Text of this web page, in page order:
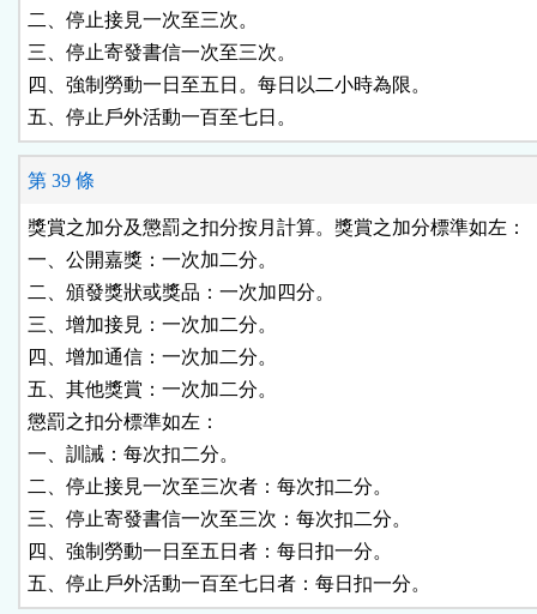
二、停止接見一次至三次。
三、停止寄發書信一次至三次。
四、強制勞動一日至五日。每日以二小時為限。
第 39 條
獎賞之加分及懲罰之扣分按月計算。獎賞之加分標準如左：
一、公開嘉獎：一次加二分。
二、頒發獎狀或獎品：一次加四分。
三、增加接見：一次加二分。
四、增加通信：一次加二分。
五、其他獎賞：一次加二分。
懲罰之扣分標準如左：
一、訓誡：每次扣二分。
二、停止接見一次至三次者：每次扣二分。
三、停止寄發書信一次至三次：每次扣二分。
四、強制勞動一日至五日者：每日扣一分。